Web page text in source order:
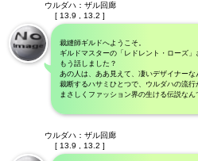
ウルダハ：ザル回廊
[ 13.9 , 13.2 ]
裁縫師ギルドへようこそ。
ギルドマスターの「レドレント・ローズ」
もう話しました？
あの人は、ああ見えて、凄いデザイナーな
裁断するハサミひとつで、ウルダハの流行
まさしくファッション界の生ける伝説なん
ウルダハ：ザル回廊
[ 13.9 , 13.2 ]